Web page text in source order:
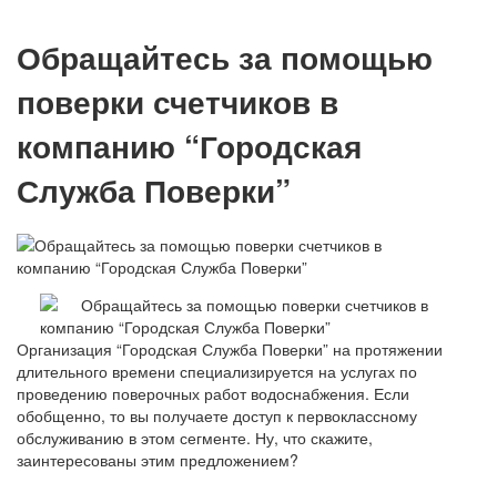
Обращайтесь за помощью
поверки счетчиков в
компанию “Городская
Служба Поверки”
Организация “Городская Служба Поверки” на протяжении
длительного времени специализируется на услугах по
проведению поверочных работ водоснабжения. Если
обобщенно, то вы получаете доступ к первоклассному
обслуживанию в этом сегменте. Ну, что скажите,
заинтересованы этим предложением?